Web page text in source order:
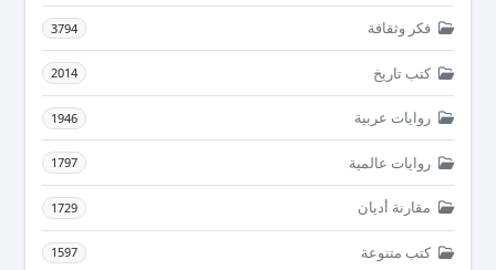
فكر وثقافة 3794
كتب تاريخ 2014
روايات عربية 1946
روايات عالمية 1797
مقارنة أديان 1729
كتب متنوعة 1597